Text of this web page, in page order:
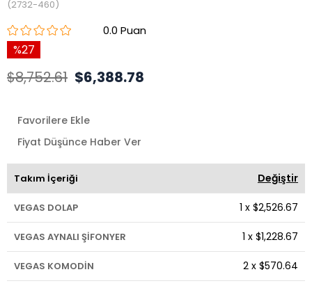
(2732-460)
0.0
27
$8,752.61 $6,388.78
Favorilere Ekle
Fiyat Düşünce Haber Ver
Takım İçeriği Değiştir
VEGAS DOLAP 1 x $2,526.67
VEGAS AYNALI ŞİFONYER 1 x $1,228.67
VEGAS KOMODİN 2 x $570.64